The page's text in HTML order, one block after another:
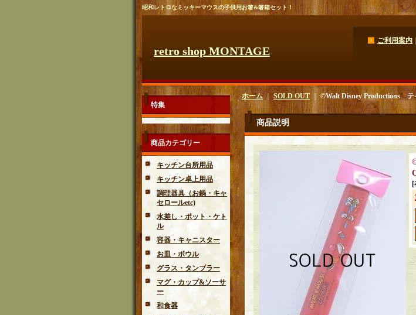
昭和レトロなミッキーマウスの子供用お箸&箸箱セット！
retro shop MONTAGE
ご利用案内
特集
商品カテゴリー
キッチン台所用品
キッチン卓上用品
調理器具（お鍋・キャ
セロールetc)
水差し・ポット・ケト
ル
容器・キャニスター
お皿・ボウル
グラス・タンブラー
マグ・カップ&ソーサ
ー
和食器
ホーム｜ SOLD OUT｜ ©Walt Disney Productions テ
商品説明
[